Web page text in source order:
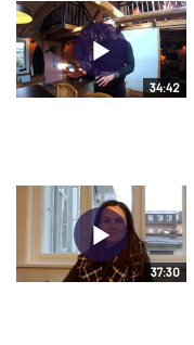
34:42
37:30